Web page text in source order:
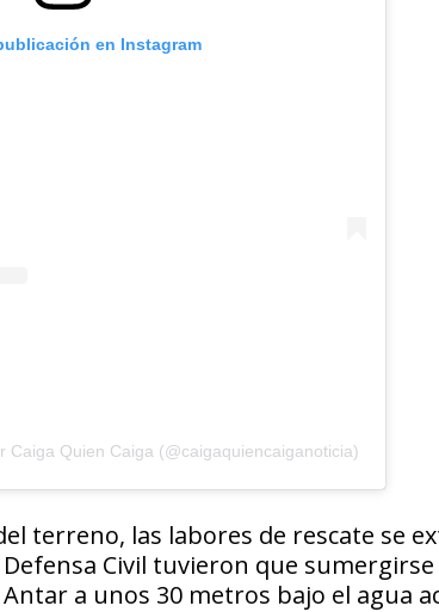
en Instagram
Caiga Quien Caiga (@caigaquiencaiganoticia)
terreno, las labores de rescate se
Defensa Civil tuvieron que
a unos 30 metros bajo el agua